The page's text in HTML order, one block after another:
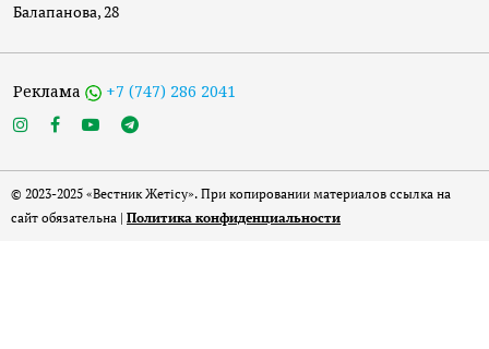
Балапанова, 28
Реклама +7 (747) 286 2041
© 2023-2025 «Вестник Жетісу». При копировании материалов ссылка на
сайт обязательна | Политика конфиденциальности